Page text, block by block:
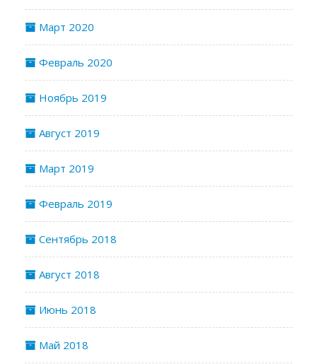
Март 2020
Февраль 2020
Ноябрь 2019
Август 2019
Март 2019
Февраль 2019
Сентябрь 2018
Август 2018
Июнь 2018
Май 2018